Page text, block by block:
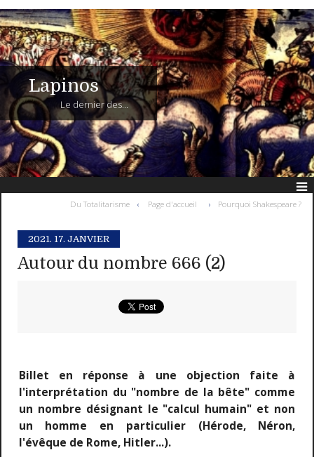
Lapinos
Le dernier des...
Du Totalitarisme Page d'accueil Pourquoi Shakespeare ?
2021. 17. JANVIER
Autour du nombre 666 (2)
Billet en réponse à une objection faite à
l'interprétation du "nombre de la bête" comme
un nombre désignant le "calcul humain" et non
un homme en particulier (Hérode, Néron,
l'évêque de Rome, Hitler...).